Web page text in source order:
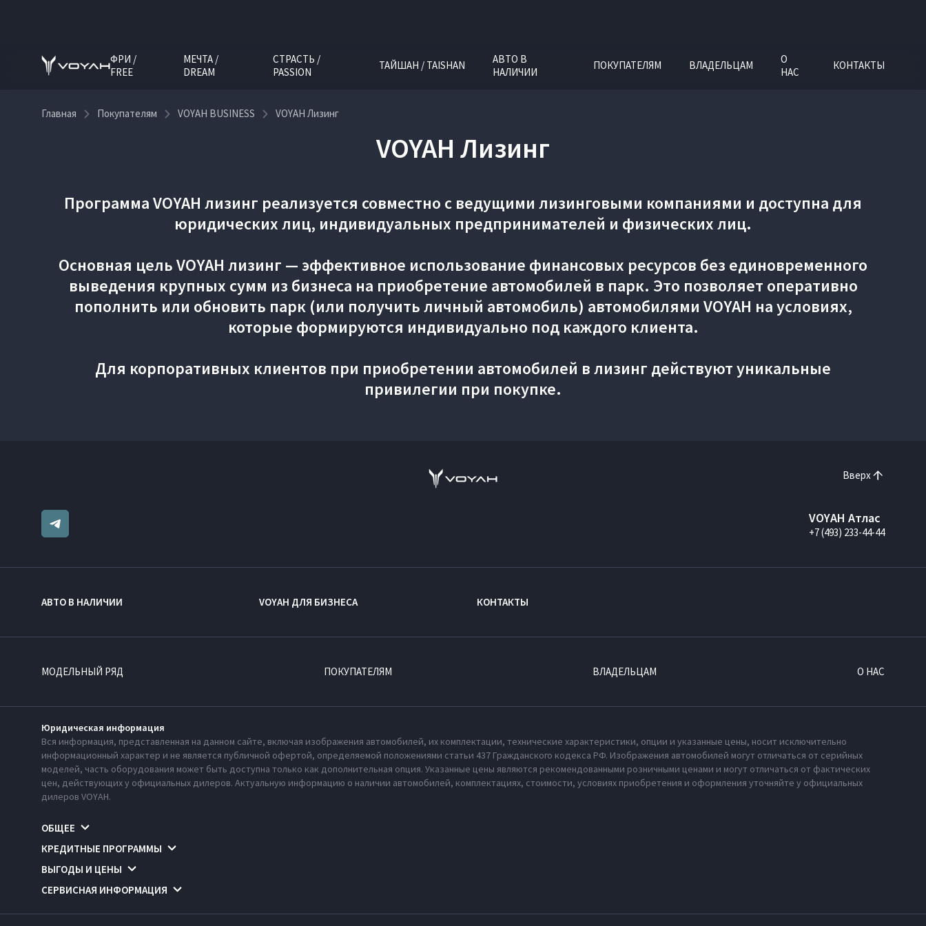
ФРИ /
FREE
МЕЧТА /
DREAM
СТРАСТЬ /
PASSION
ТАЙШАН / TAISHAN
АВТО В
НАЛИЧИИ
ПОКУПАТЕЛЯМ ВЛАДЕЛЬЦАМ
О
НАС
КОНТАКТЫ
Главная Покупателям VOYAH BUSINESS VOYAH Лизинг
VOYAH Лизинг
Программа VOYAH лизинг реализуется совместно с ведущими лизинговыми компаниями и доступна для
юридических лиц, индивидуальных предпринимателей и физических лиц.
Основная цель VOYAH лизинг — эффективное использование финансовых ресурсов без единовременного
выведения крупных сумм из бизнеса на приобретение автомобилей в парк. Это позволяет оперативно
пополнить или обновить парк (или получить личный автомобиль) автомобилями VOYAH на условиях,
которые формируются индивидуально под каждого клиента.
Для корпоративных клиентов при приобретении автомобилей в лизинг действуют уникальные
привилегии при покупке.
Вверх
VOYAH Атлас
+7 (493) 233-44-44
АВТО В НАЛИЧИИ VOYAH ДЛЯ БИЗНЕСА КОНТАКТЫ
МОДЕЛЬНЫЙ РЯД ПОКУПАТЕЛЯМ ВЛАДЕЛЬЦАМ О НАС
Юридическая информация
Вся информация, представленная на данном сайте, включая изображения автомобилей, их комплектации, технические характеристики, опции и указанные цены, носит исключительно
информационный характер и не является публичной офертой, определяемой положениями статьи 437 Гражданского кодекса РФ. Изображения автомобилей могут отличаться от серийных
моделей, часть оборудования может быть доступна только как дополнительная опция. Указанные цены являются рекомендованными розничными ценами и могут отличаться от фактических
цен, действующих у официальных дилеров. Актуальную информацию о наличии автомобилей, комплектациях, стоимости, условиях приобретения и оформления уточняйте у официальных
дилеров VOYAH.
ОБЩЕЕ
КРЕДИТНЫЕ ПРОГРАММЫ
ВЫГОДЫ И ЦЕНЫ
СЕРВИСНАЯ ИНФОРМАЦИЯ